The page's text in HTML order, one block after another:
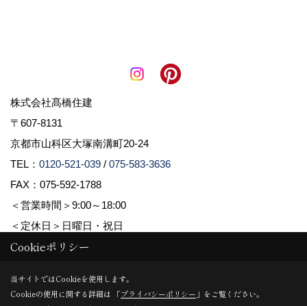
株式会社髙橋住建
〒607-8131
京都市山科区大塚南溝町20-24
TEL： 0120-521-039 / 075-583-3636
FAX：075-592-1788
＜営業時間＞9:00～18:00
＜定休日＞日曜日・祝日
Copyright (c) 株式会社髙橋住建. All Rights Reserved.
Produced byゴデスクリエイト
Cookieポリシー
当サイトではCookieを使用します。
Cookieの使用に関する詳細は 「プライバシーポリシー 」をご覧ください。